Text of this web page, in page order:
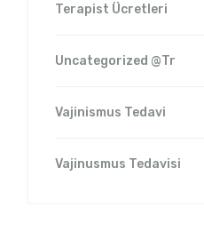
Terapist Ücretleri
Uncategorized @tr
Vajinismus Tedavi
Vajinusmus Tedavisi